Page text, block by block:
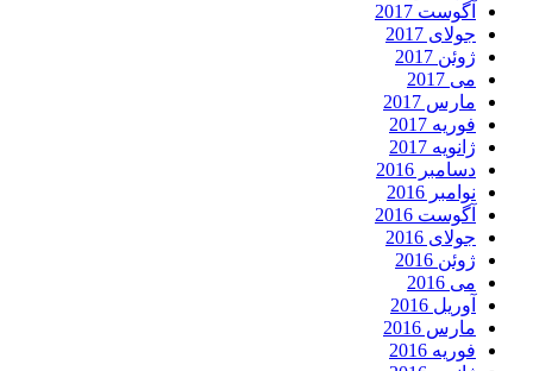
آگوست 2017
جولای 2017
ژوئن 2017
می 2017
مارس 2017
فوریه 2017
ژانویه 2017
دسامبر 2016
نوامبر 2016
آگوست 2016
جولای 2016
ژوئن 2016
می 2016
آوریل 2016
مارس 2016
فوریه 2016